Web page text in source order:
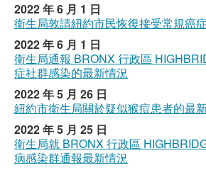
2022 年 6 月 1 日
衛生局敦請紐約市民恢復接受常規癌
2022 年 6 月 1 日
衛生局通報 BRONX 行政區
症社群感染的最新情況
2022 年 5 月 26 日
紐約市衛生局關於疑似猴痘患者的最
2022 年 5 月 25 日
衛生局就 BRONX 行政區
病感染群通報最新情況